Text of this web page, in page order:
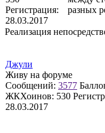
Регистрация:
28.03.2017
разных
Реализация
Джули
Живу на форуме
Сообщений: 3577
ЖКХоинов: 530
28.03.2017